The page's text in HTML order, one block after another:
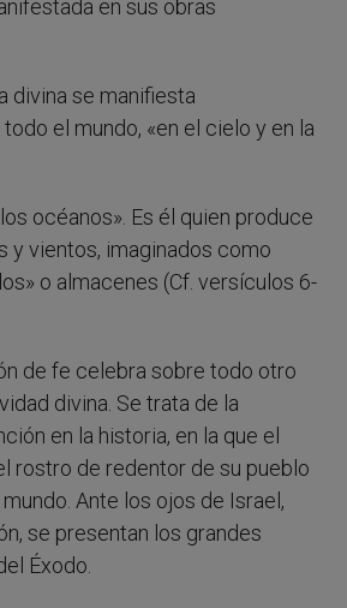
en sus obras
divina se manifiesta
el mundo, «en el cielo y en la
océanos». Es él quien produce
y vientos, imaginados como
o almacenes (Cf. versículos 6-
de fe celebra sobre todo otro
divina. Se trata de la
en la historia, en la que el
rostro de redentor de su pueblo
Ante los ojos de Israel,
se presentan los grandes
Éxodo.